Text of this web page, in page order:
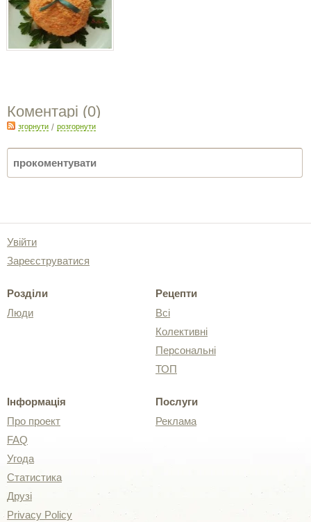
Коментарі (0)
згорнути / розгорнути
Увійти
Зареєструватися
Розділи
Люди
Рецепти
Всі
Колективні
Персональні
ТОП
Інформація
Про проект
FAQ
Угода
Статистика
Друзі
Privacy Policy
Послуги
Реклама